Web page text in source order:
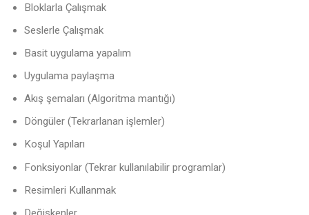
Bloklarla Çalışmak
Seslerle Çalışmak
Basit uygulama yapalım
Uygulama paylaşma
Akış şemaları (Algoritma mantığı)
Döngüler (Tekrarlanan işlemler)
Koşul Yapıları
Fonksiyonlar (Tekrar kullanılabilir programlar)
Resimleri Kullanmak